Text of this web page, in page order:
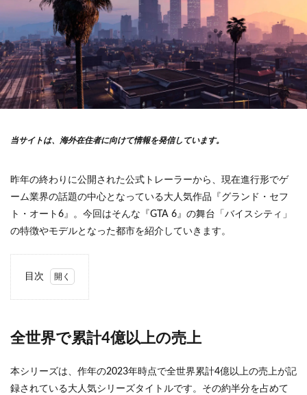
当サイトは、海外在住者に向けて情報を発信しています。
昨年の終わりに公開された公式トレーラーから、現在進行形でゲ
ーム業界の話題の中心となっている大人気作品『グランド・セフ
ト・オート6』。今回はそんな『GTA 6』の舞台「バイスシティ」
の特徴やモデルとなった都市を紹介していきます。
目次
累計
4億
の売
全世界で累計4億以上の売上
本シリーズは、作年の2023年時点で全世界累計4億以上の売上が記
録されている大人気シリーズタイトルです。その約半分を占めて